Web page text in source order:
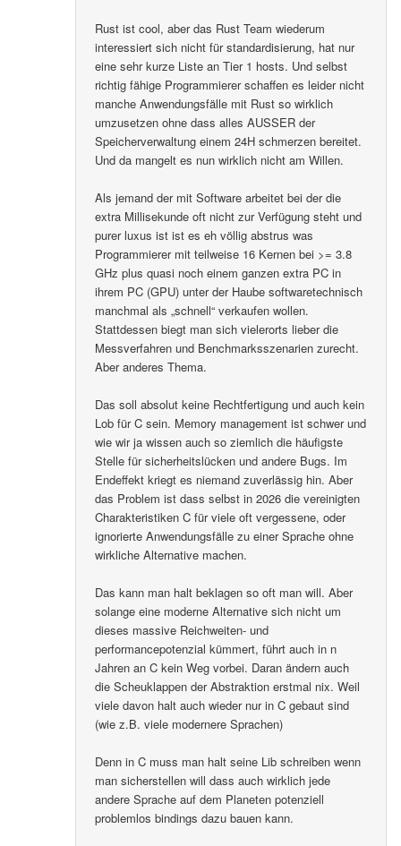
Rust ist cool, aber das Rust Team wiederum
interessiert sich nicht für standardisierung, hat nur
eine sehr kurze Liste an Tier 1 hosts. Und selbst
richtig fähige Programmierer schaffen es leider nicht
manche Anwendungsfälle mit Rust so wirklich
umzusetzen ohne dass alles AUSSER der
Speicherverwaltung einem 24H schmerzen bereitet.
Und da mangelt es nun wirklich nicht am Willen.
Als jemand der mit Software arbeitet bei der die
extra Millisekunde oft nicht zur Verfügung steht und
purer luxus ist ist es eh völlig abstrus was
Programmierer mit teilweise 16 Kernen bei >= 3.8
GHz plus quasi noch einem ganzen extra PC in
ihrem PC (GPU) unter der Haube softwaretechnisch
manchmal als „schnell“ verkaufen wollen.
Stattdessen biegt man sich vielerorts lieber die
Messverfahren und Benchmarksszenarien zurecht.
Aber anderes Thema.
Das soll absolut keine Rechtfertigung und auch kein
Lob für C sein. Memory management ist schwer und
wie wir ja wissen auch so ziemlich die häufigste
Stelle für sicherheitslücken und andere Bugs. Im
Endeffekt kriegt es niemand zuverlässig hin. Aber
das Problem ist dass selbst in 2026 die vereinigten
Charakteristiken C für viele oft vergessene, oder
ignorierte Anwendungsfälle zu einer Sprache ohne
wirkliche Alternative machen.
Das kann man halt beklagen so oft man will. Aber
solange eine moderne Alternative sich nicht um
dieses massive Reichweiten- und
performancepotenzial kümmert, führt auch in n
Jahren an C kein Weg vorbei. Daran ändern auch
die Scheuklappen der Abstraktion erstmal nix. Weil
viele davon halt auch wieder nur in C gebaut sind
(wie z.B. viele modernere Sprachen)
Denn in C muss man halt seine Lib schreiben wenn
man sicherstellen will dass auch wirklich jede
andere Sprache auf dem Planeten potenziell
problemlos bindings dazu bauen kann.